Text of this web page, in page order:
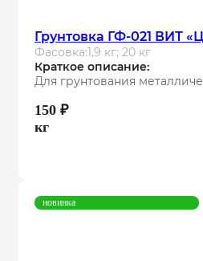
Грунтовка ГФ-021 ВИТ
Фасовка:1,9 кг; 20 кг
Краткое описание:
Для грунтования
150 ₽
кг
новинка